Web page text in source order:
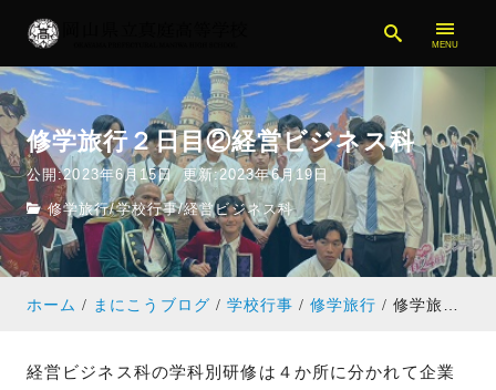
修学旅行２日目②経営ビジネス科
公開:2023年6月15日 更新:2023年6月19日
修学旅行/学校行事/経営ビジネス科
ホーム まにこうブログ 学校行事 修学旅行 修学旅行２日目②経営ビジネス科
経営ビジネス科の学科別研修は４か所に分かれて企業